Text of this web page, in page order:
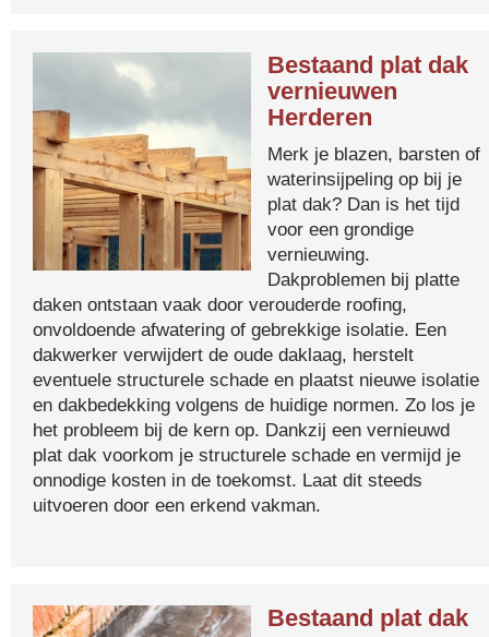
Bestaand plat dak
vernieuwen
Herderen
Merk je blazen, barsten of
waterinsijpeling op bij je
plat dak? Dan is het tijd
voor een grondige
vernieuwing.
Dakproblemen bij platte
daken ontstaan vaak door verouderde roofing,
onvoldoende afwatering of gebrekkige isolatie. Een
dakwerker verwijdert de oude daklaag, herstelt
eventuele structurele schade en plaatst nieuwe isolatie
en dakbedekking volgens de huidige normen. Zo los je
het probleem bij de kern op. Dankzij een vernieuwd
plat dak voorkom je structurele schade en vermijd je
onnodige kosten in de toekomst. Laat dit steeds
uitvoeren door een erkend vakman.
Bestaand plat dak